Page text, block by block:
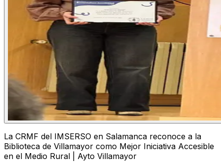
La CRMF del IMSERSO en Salamanca reconoce a la
Biblioteca de Villamayor como Mejor Iniciativa Accesible
en el Medio Rural | Ayto Villamayor